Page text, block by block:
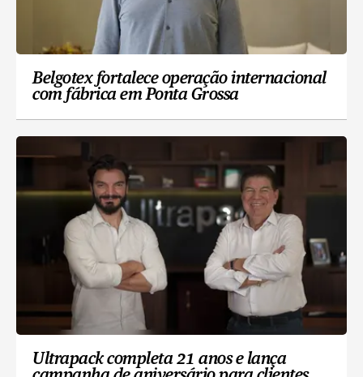
Belgotex fortalece operação internacional
com fábrica em Ponta Grossa
Ultrapack completa 21 anos e lança